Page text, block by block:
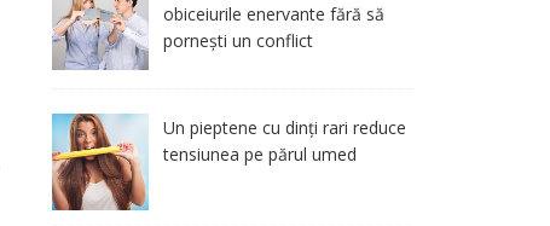
obiceiurile enervante fără să
pornești un conflict
Un pieptene cu dinți rari reduce
tensiunea pe părul umed